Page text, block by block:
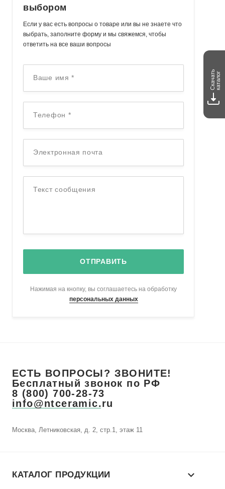
выбором
Если у вас есть вопросы о товаре или вы не знаете что
выбрать, заполните форму и мы свяжемся, чтобы
ответить на все ваши вопросы
Ваше имя*
Телефон *
Электронная почта
Текст сообщения
ОТПРАВИТЬ
Нажимая на кнопку, вы соглашаетесь на обработку
персональных данных
Скачатькаталог
ЕСТЬ ВОПРОСЫ? ЗВОНИТЕ!
Бесплатный звонок по РФ
8 (800) 700-28-73
info@ntceramic.ru
Москва, Летниковская, д. 2, стр.1, этаж 11
КАТАЛОГ ПРОДУКЦИИ